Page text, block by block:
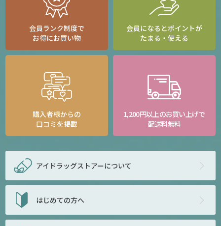
会員ランク制度で
お得にお買い物
会員になるとポイントが
たまる・使える
購入者様からの
口コミを掲載
1,200円以上のお買い上げで
配送料無料
アイドラッグストアーについて
はじめての方へ